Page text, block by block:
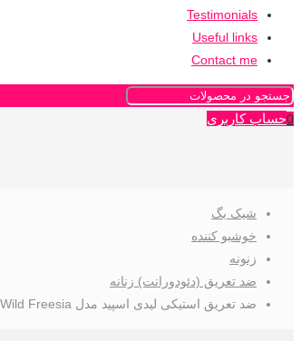
Testimonials
Useful links
Contact me
0حساب کاربری
شیک بگ
خوشبو کننده
زنونه
ضد تعریق (دئودورانت) زنانه
ضد تعریق استیکی لیدی اسپید مدل Invisible Dry Wild Freesia